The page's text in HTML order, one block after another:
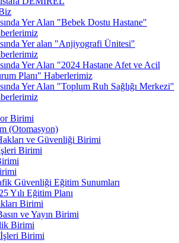
Yer Alan "Bebek Dostu Hastane"
Yer alan "Anjiyografi Ünitesi"
Yer Alan "2024 Hastane Afet ve Acil
Planı" Haberlerimiz
Yer Alan "Toplum Ruh Sağlığı Merkezi"
Birimi
(Otomasyon)
ve Güvenliği Birimi
Birimi
Güvenliği Eğitim Sunumları
Yılı Eğitim Planı
Birimi
ve Yayın Birimi
Birimi
Birimi